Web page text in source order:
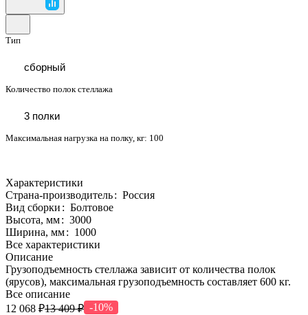
Тип
сборный
Количество полок стеллажа
3 полки
Максимальная нагрузка на полку, кг: 100
Характеристики
Страна-производитель: Россия
Вид сборки : Болтовое
Высота, мм: 3000
Ширина, мм: 1000
Все характеристики
Описание
Грузоподъемность стеллажа зависит от количества полок
(ярусов), максимальная грузоподъемность составляет 600 кг.
Все описание
12 068 ₽13 409 ₽ -10%